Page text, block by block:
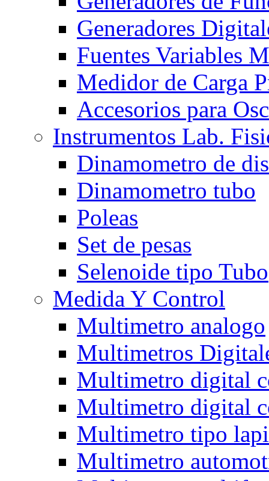
Generadores
Fuentes Variables
Medidor de Carga
Accesorios para
Instrumentos Lab.
Dinamometro de
Dinamometro tubo
Poleas
Set de pesas
Selenoide tipo Tubo
Medida Y Control
Multimetro analogo
Multimetros
Multimetro digital
Multimetro digital
Multimetro tipo
Multimetro